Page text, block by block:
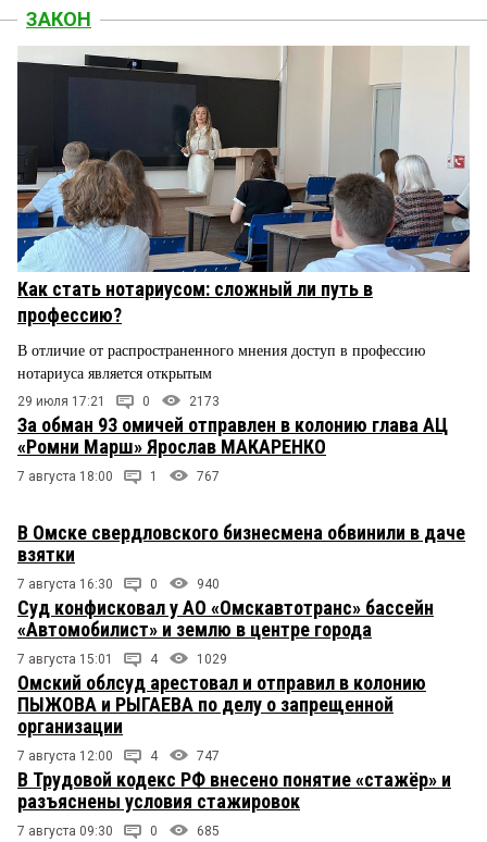
ЗАКОН
Как стать нотариусом: сложный ли путь в
профессию?
В отличие от распространенного мнения доступ в профессию
нотариуса является открытым
29 июля 17:21 0 2173
За обман 93 омичей отправлен в колонию глава АЦ
«Ромни Марш» Ярослав МАКАРЕНКО
7 августа 18:00 1 767
В Омске свердловского бизнесмена обвинили в даче
взятки
7 августа 16:30 0 940
Суд конфисковал у АО «Омскавтотранс» бассейн
«Автомобилист» и землю в центре города
7 августа 15:01 4 1029
Омский облсуд арестовал и отправил в колонию
ПЫЖОВА и РЫГАЕВА по делу о запрещенной
организации
7 августа 12:00 4 747
В Трудовой кодекс РФ внесено понятие «стажёр» и
разъяснены условия стажировок
7 августа 09:30 0 685